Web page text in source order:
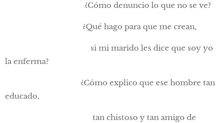
¿Cómo denuncio lo que no se ve?
¿Qué hago para que me crean,
si mi marido les dice que soy yo
la enferma?
¿Cómo explico que ese hombre tan
educado,
tan chistoso y tan amigo de